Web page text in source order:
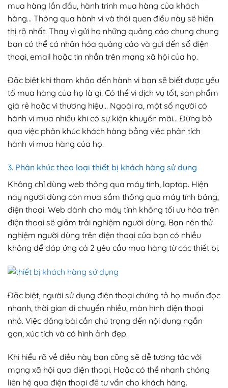
mua hàng lần đầu, hành trình mua hàng của khách
hàng… Thông qua hành vi và thói quen điều này sẽ hiển
thị rõ nhất. Thay vì gửi họ những quảng cáo chung chung
bạn có thể cá nhân hóa quảng cáo và gửi đến số điện
thoại, email hoặc tin nhắn trên mạng xã hội của họ.
Đặc biệt khi tham khảo đến hành vi bạn sẽ biết được yếu
tố mua hàng của họ là gì. Có thể vì dịch vụ tốt, sản phẩm
giá rẻ hoặc vì thương hiệu… Ngoài ra, một số người có
hành vi mua nhiều khi có sự kiện khuyến mãi… Đừng bỏ
qua việc phân khúc khách hàng bằng việc phân tích
hành vi mua hàng của họ.
3. Phân khúc theo loại thiết bị khách hàng sử dụng
Không chỉ dùng web thông qua máy tính, laptop. Hiện
nay người dùng còn mua sắm thông qua máy tính bảng,
điện thoại. Web dành cho máy tính không tối ưu hóa trên
điện thoại sẽ giảm trải nghiệm người dùng. Bạn nên thử
nghiệm người dùng trên điện thoại của bạn có nhiều
không để đáp ứng cả 2 yêu cầu mua hàng từ các thiết bị.
Đặc biệt, người sử dụng điện thoại chứng tỏ họ muốn đọc
nhanh, thời gian di chuyển nhiều, màn hình điện thoại
nhỏ. Việc đăng bài cần chú trọng đến nội dung ngắn
gọn, xúc tích và có hình ảnh đẹp.
Khi hiểu rõ về điều này bạn cũng sẽ dễ tương tác với
mạng xã hội qua điện thoại. Hoặc có thể nhanh chóng
liên hệ qua điện thoại để tư vấn cho khách hàng.